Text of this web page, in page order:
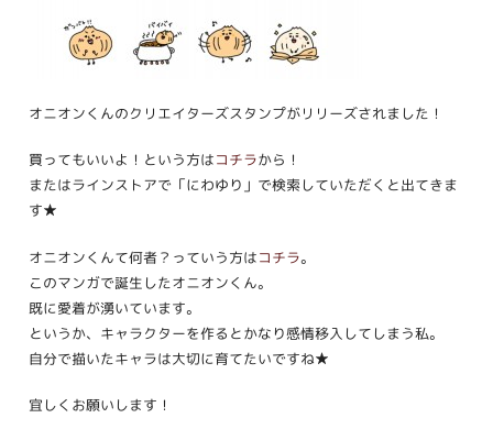
オニオンくんのクリエイターズスタンプがリリーズされました！
買ってもいいよ！という方はコチラから！
またはラインストアで「にわゆり」で検索していただくと出てきま
す★
オニオンくんて何者？っていう方はコチラ。
このマンガで誕生したオニオンくん。
既に愛着が湧いています。
というか、キャラクターを作るとかなり感情移入してしまう私。
自分で描いたキャラは大切に育てたいですね★
宜しくお願いします！